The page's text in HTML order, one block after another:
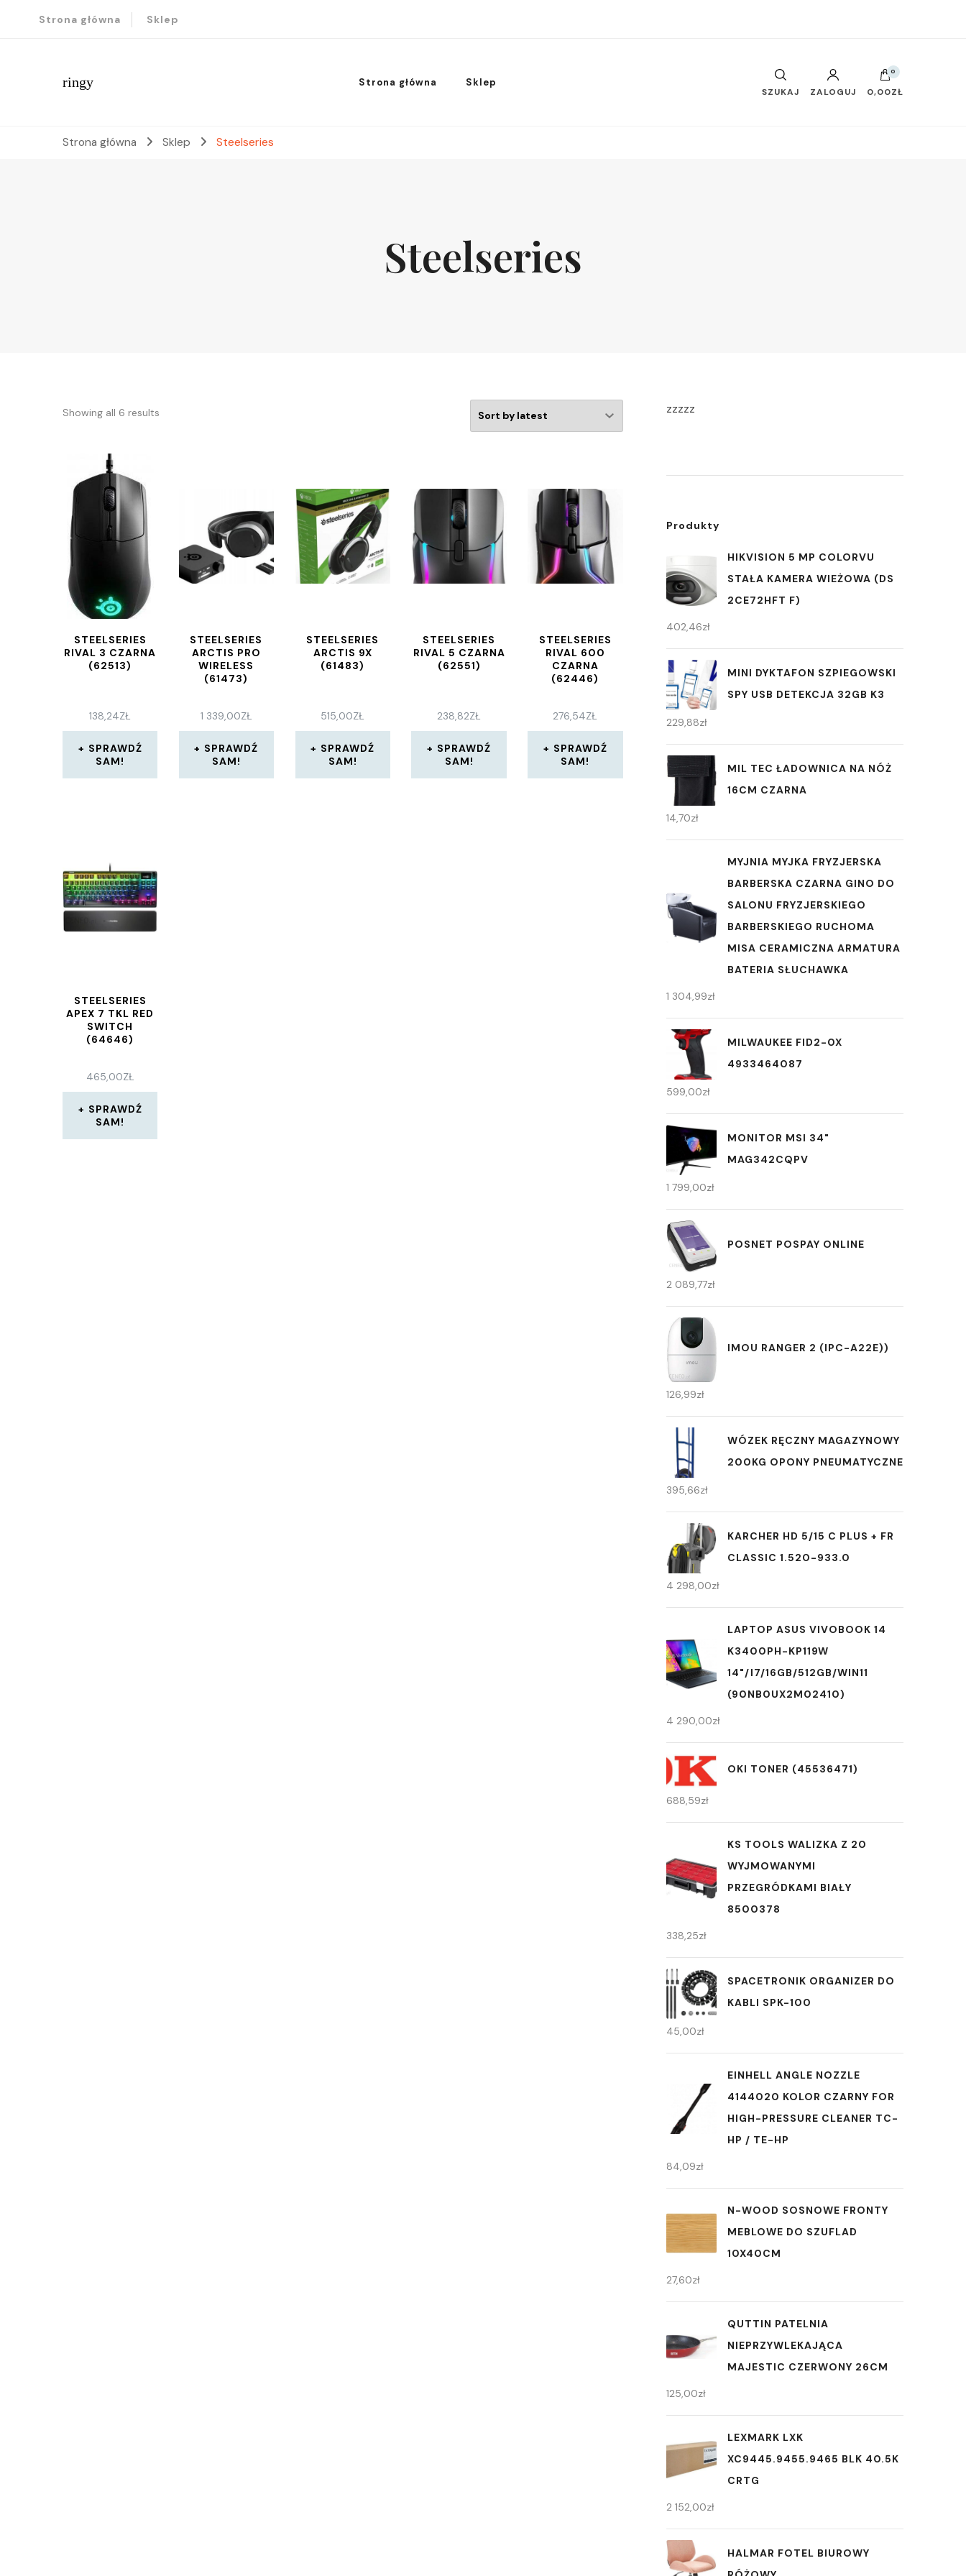
Strona główna Sklep
ringy Strona główna Sklep
SZUKAJ ZALOGUJ
0
0,00ZŁ
Strona główna Sklep Steelseries
Steelseries
Showing all 6 results
STEELSERIES
RIVAL 3 CZARNA
(62513)
138,24ZŁ
SPRAWDŹ
SAM!
STEELSERIES
ARCTIS PRO
WIRELESS
(61473)
1 339,00ZŁ
SPRAWDŹ
SAM!
STEELSERIES
ARCTIS 9X
(61483)
515,00ZŁ
SPRAWDŹ
SAM!
STEELSERIES
RIVAL 5 CZARNA
(62551)
238,82ZŁ
SPRAWDŹ
SAM!
STEELSERIES
RIVAL 600
CZARNA
(62446)
276,54ZŁ
SPRAWDŹ
SAM!
STEELSERIES
APEX 7 TKL RED
SWITCH
(64646)
465,00ZŁ
SPRAWDŹ
SAM!
zzzzz
Produkty
HIKVISION 5 MP COLORVU
STAŁA KAMERA WIEŻOWA (DS
2CE72HFT F)
402,46zł
MINI DYKTAFON SZPIEGOWSKI
SPY USB DETEKCJA 32GB K3
229,88zł
MIL TEC ŁADOWNICA NA NÓŻ
16CM CZARNA
14,70zł
MYJNIA MYJKA FRYZJERSKA
BARBERSKA CZARNA GINO DO
SALONU FRYZJERSKIEGO
BARBERSKIEGO RUCHOMA
MISA CERAMICZNA ARMATURA
BATERIA SŁUCHAWKA
1 304,99zł
MILWAUKEE FID2-0X
4933464087
599,00zł
MONITOR MSI 34"
MAG342CQPV
1 799,00zł
POSNET POSPAY ONLINE
2 089,77zł
IMOU RANGER 2 (IPC-A22E))
126,99zł
WÓZEK RĘCZNY MAGAZYNOWY
200KG OPONY PNEUMATYCZNE
395,66zł
KARCHER HD 5/15 C PLUS + FR
CLASSIC 1.520-933.0
4 298,00zł
LAPTOP ASUS VIVOBOOK 14
K3400PH-KP119W
14"/I7/16GB/512GB/WIN11
(90NB0UX2M02410)
4 290,00zł
OKI TONER (45536471)
688,59zł
KS TOOLS WALIZKA Z 20
WYJMOWANYMI
PRZEGRÓDKAMI BIAŁY
8500378
338,25zł
SPACETRONIK ORGANIZER DO
KABLI SPK-100
45,00zł
EINHELL ANGLE NOZZLE
4144020 KOLOR CZARNY FOR
HIGH-PRESSURE CLEANER TC-
HP / TE-HP
84,09zł
N-WOOD SOSNOWE FRONTY
MEBLOWE DO SZUFLAD
10X40CM
27,60zł
QUTTIN PATELNIA
NIEPRZYWLEKAJĄCA
MAJESTIC CZERWONY 26CM
125,00zł
LEXMARK LXK
XC9445.9455.9465 BLK 40.5K
CRTG
2 152,00zł
HALMAR FOTEL BIUROWY